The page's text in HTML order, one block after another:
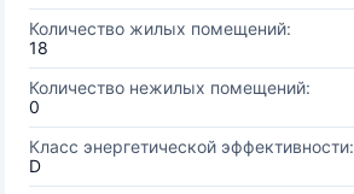
Количество жилых помещений:
18
Количество нежилых помещений:
0
Класс энергетической эффективности:
D